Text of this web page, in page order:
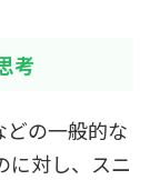
考
どの一般的な
に対し、スニ